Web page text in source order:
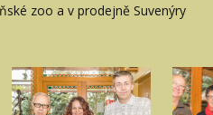
zoo a v prodejně Suvenýry